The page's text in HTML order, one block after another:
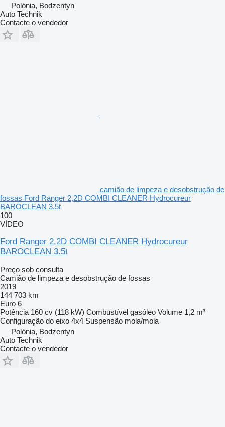
Polónia, Bodzentyn
Auto Technik
Contacte o vendedor
camião de limpeza e desobstrução de
fossas Ford Ranger 2,2D COMBI CLEANER Hydrocureur
BAROCLEAN 3.5t
100
VÍDEO
Ford Ranger 2,2D COMBI CLEANER Hydrocureur
BAROCLEAN 3.5t
Preço sob consulta
Camião de limpeza e desobstrução de fossas
2019
144 703 km
Euro 6
Potência 160 cv (118 kW) Combustível gasóleo Volume 1,2 m³
Configuração do eixo 4x4 Suspensão mola/mola
Polónia, Bodzentyn
Auto Technik
Contacte o vendedor